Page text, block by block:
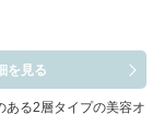
を見る
ある2層タイプの美容オ